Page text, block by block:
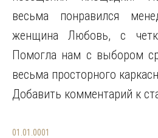
весьма понравился
женщина Любовь, с
Помогла нам с выбором
весьма просторного
Добавить комментарий к
01.01.0001